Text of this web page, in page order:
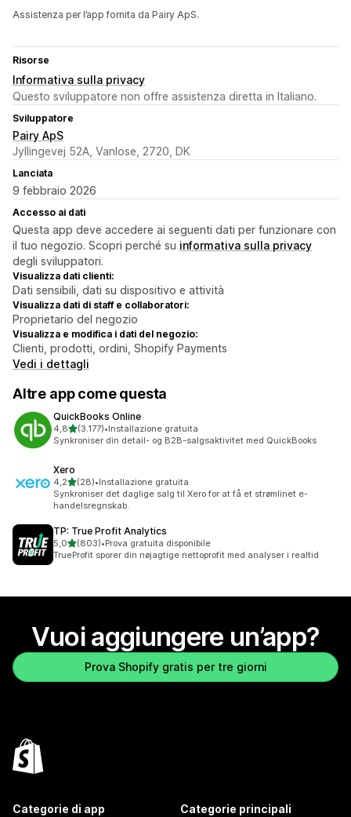
Assistenza per l’app fornita da Pairy ApS.
Risorse
Informativa sulla privacy
Questo sviluppatore non offre assistenza diretta in Italiano.
Sviluppatore
Pairy ApS
Jyllingevej 52A, Vanlose, 2720, DK
Lanciata
9 febbraio 2026
Accesso ai dati
Questa app deve accedere ai seguenti dati per funzionare con
il tuo negozio. Scopri perché su informativa sulla privacy
degli sviluppatori.
Visualizza dati clienti:
Dati sensibili, dati su dispositivo e attività
Visualizza dati di staff e collaboratori:
Proprietario del negozio
Visualizza e modifica i dati del negozio:
Clienti, prodotti, ordini, Shopify Payments
Vedi i dettagli
Altre app come questa
QuickBooks Online
4,8stelle su 5
(3.177)
3177 recensioni totali
•Installazione gratuita
Synkroniser din detail- og B2B-salgsaktivitet med QuickBooks
Xero
4,2stelle su 5
(28)
28 recensioni totali
•Installazione gratuita
Synkroniser det daglige salg til Xero for at få et strømlinet e-
handelsregnskab.
TP: True Profit Analytics
5,0stelle su 5
(803)
803 recensioni totali
•Prova gratuita disponibile
TrueProfit sporer din nøjagtige nettoprofit med analyser i realtid
Vuoi aggiungere un’app?
Prova Shopify gratis per tre giorni
Categorie di app Categorie principali